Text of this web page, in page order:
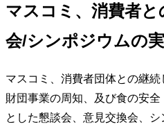
マスコミ、消費者
会/シンポジウムの
マスコミ、消費者団体との継続
財団事業の周知、及び食の安
とした懇談会、意見交換会、シ